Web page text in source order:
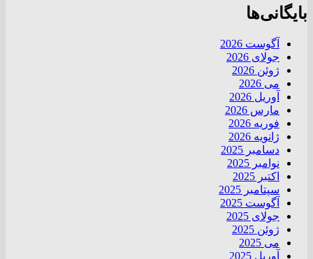
بایگانی‌ها
آگوست 2026
جولای 2026
ژوئن 2026
می 2026
آوریل 2026
مارس 2026
فوریه 2026
ژانویه 2026
دسامبر 2025
نوامبر 2025
اکتبر 2025
سپتامبر 2025
آگوست 2025
جولای 2025
ژوئن 2025
می 2025
آوریل 2025